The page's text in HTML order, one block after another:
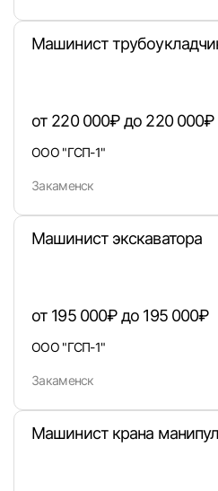
Вход по коду
Машинист
от 220 000₽ до 220 000₽
ООО "ГСП-1"
Закаменск
Машинист экскаватора
от 195 000₽ до 195 000₽
ООО "ГСП-1"
Закаменск
Машинист крана